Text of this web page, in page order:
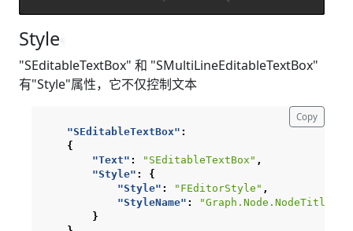
Style
"SEditableTextBox" 和 "SMultiLineEditableTextBox"
有"Style"属性，它不仅控制文本
"SEditableTextBox" :
{
"Text" : "SEditableTextBox" ,
"Style" :
{
"Style" : "FEditorStyle" ,
"StyleName" :
}
Copy